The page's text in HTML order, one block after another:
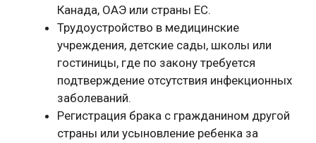
Канада, ОАЭ или страны ЕС.
Трудоустройство в медицинские
учреждения, детские сады, школы или
гостиницы, где по закону требуется
подтверждение отсутствия инфекционных
заболеваний.
Регистрация брака с гражданином другой
страны или усыновление ребенка за